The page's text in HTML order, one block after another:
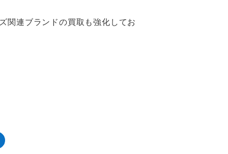
関連ブランドの買取も強化してお